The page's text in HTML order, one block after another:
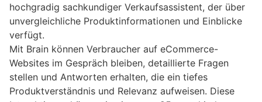
hochgradig sachkundiger Verkaufsassistent, der über
unvergleichliche Produktinformationen und Einblicke
verfügt.
Mit Brain können Verbraucher auf eCommerce-
Websites im Gespräch bleiben, detaillierte Fragen
stellen und Antworten erhalten, die ein tiefes
Produktverständnis und Relevanz aufweisen. Diese